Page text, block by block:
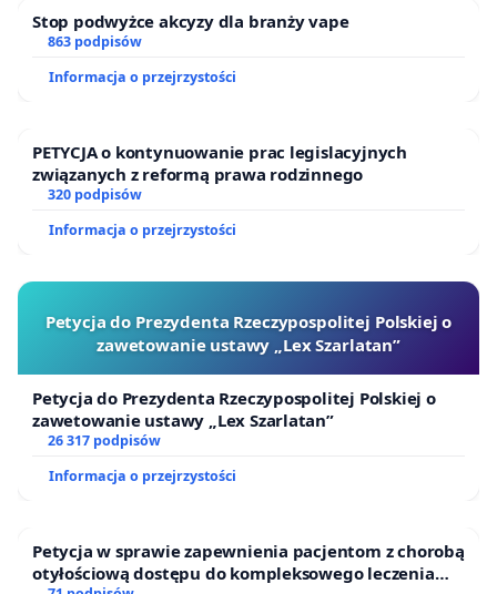
Stop podwyżce akcyzy dla branży vape
863 podpisów
Informacja o przejrzystości
PETYCJA o kontynuowanie prac legislacyjnych
związanych z reformą prawa rodzinnego
320 podpisów
Informacja o przejrzystości
Petycja do Prezydenta Rzeczypospolitej Polskiej o
zawetowanie ustawy „Lex Szarlatan”
Petycja do Prezydenta Rzeczypospolitej Polskiej o
zawetowanie ustawy „Lex Szarlatan”
26 317 podpisów
Informacja o przejrzystości
Petycja w sprawie zapewnienia pacjentom z chorobą
otyłościową dostępu do kompleksowego leczenia